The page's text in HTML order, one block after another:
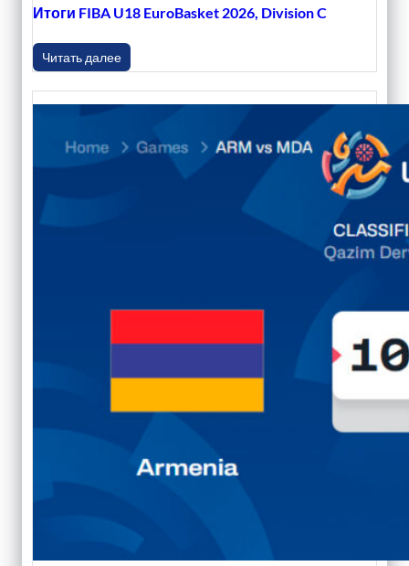
Итоги FIBA U18 EuroBasket 2026, Division C
Читать далее